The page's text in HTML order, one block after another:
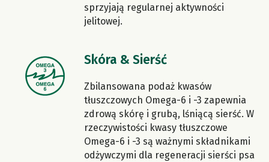
sprzyjają regularnej aktywności
jelitowej.
Skóra & Sierść
Zbilansowana podaż kwasów
tłuszczowych Omega-6 i -3 zapewnia
zdrową skórę i grubą, lśniącą sierść. W
rzeczywistości kwasy tłuszczowe
Omega-6 i -3 są ważnymi składnikami
odżywczymi dla regeneracji sierści psa